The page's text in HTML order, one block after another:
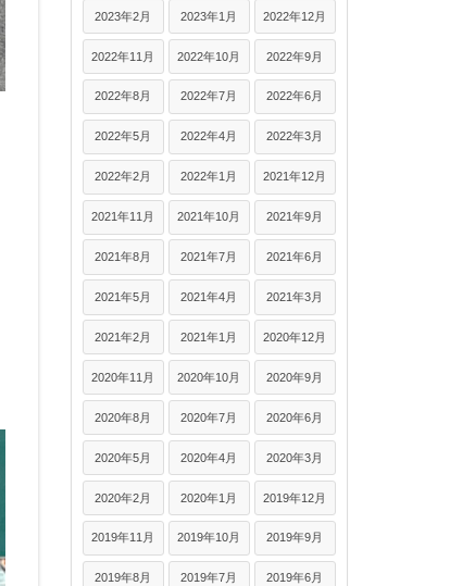
2023年2月 2023年1月 2022年12月
2022年11月 2022年10月 2022年9月
2022年8月 2022年7月 2022年6月
2022年5月 2022年4月 2022年3月
2022年2月 2022年1月 2021年12月
2021年11月 2021年10月 2021年9月
2021年8月 2021年7月 2021年6月
2021年5月 2021年4月 2021年3月
2021年2月 2021年1月 2020年12月
2020年11月 2020年10月 2020年9月
2020年8月 2020年7月 2020年6月
2020年5月 2020年4月 2020年3月
2020年2月 2020年1月 2019年12月
2019年11月 2019年10月 2019年9月
2019年8月 2019年7月 2019年6月